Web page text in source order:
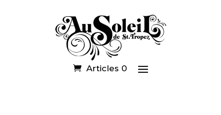
Articles 0